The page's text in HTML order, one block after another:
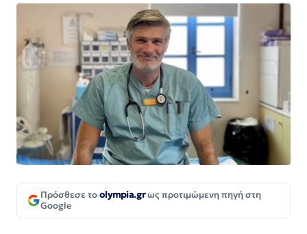
Πρόσθεσε τοolympia.grως προτιμώμενη πηγή στη
Google